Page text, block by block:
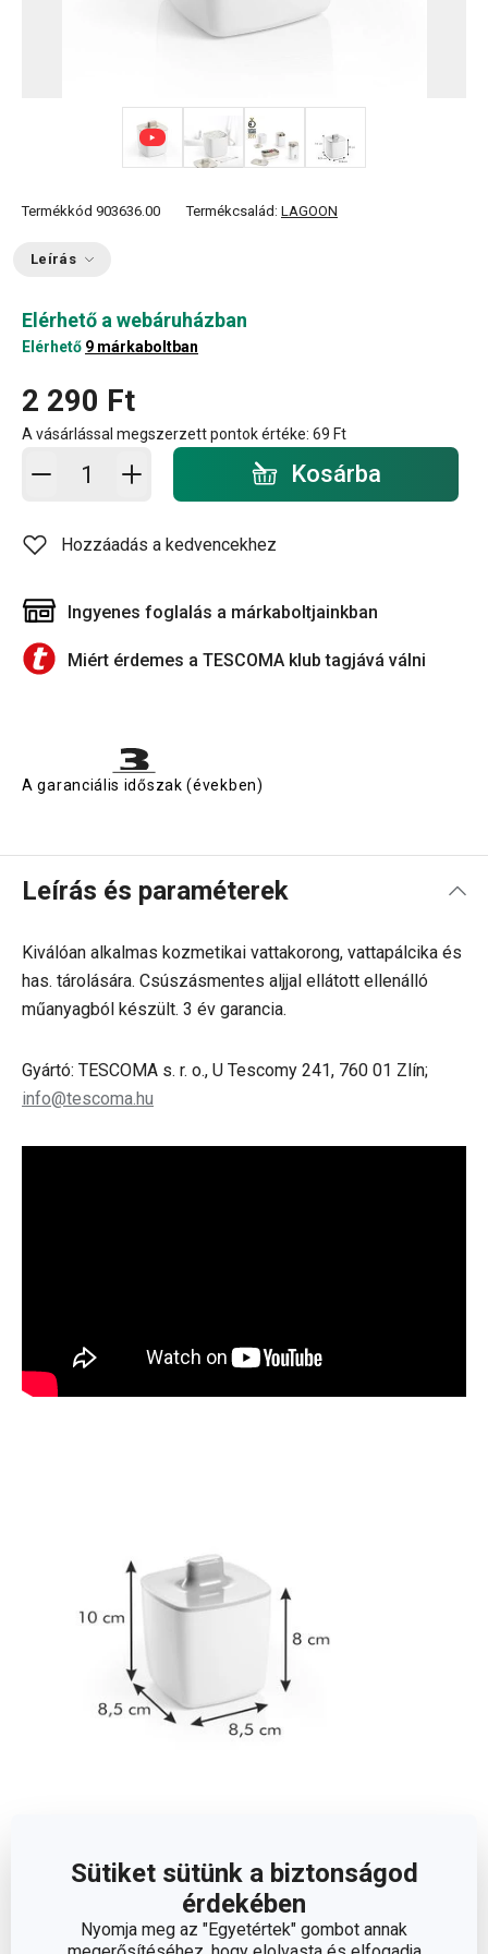
Sütiket sütünk a biztonságod
érdekében
Nyomja meg az "Egyetértek" gombot annak
Termékkód 903636.00 Termékcsalád: LAGOON
Leírás
Elérhető a webáruházban
Elérhető 9 márkaboltban
2 290 Ft
A vásárlással megszerzett pontok értéke: 69 Ft
Kosárba - mennyiség Kosárba
Hozzáadás a kedvencekhez
Ingyenes foglalás a márkaboltjainkban
Miért érdemes a TESCOMA klub tagjává válni
A garanciális időszak (években)
Leírás és paraméterek
Kiválóan alkalmas kozmetikai vattakorong, vattapálcika és
has. tárolására. Csúszásmentes aljjal ellátott ellenálló
műanyagból készült. 3 év garancia.
Gyártó: TESCOMA s. r. o., U Tescomy 241, 760 01 Zlín;
info@tescoma.hu
A TERMÉK MAGASSÁGA (CM)
A TERMÉK SZÉLESSÉGE (CM)